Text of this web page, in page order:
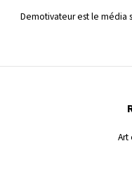
Demotivateur est le média
Art